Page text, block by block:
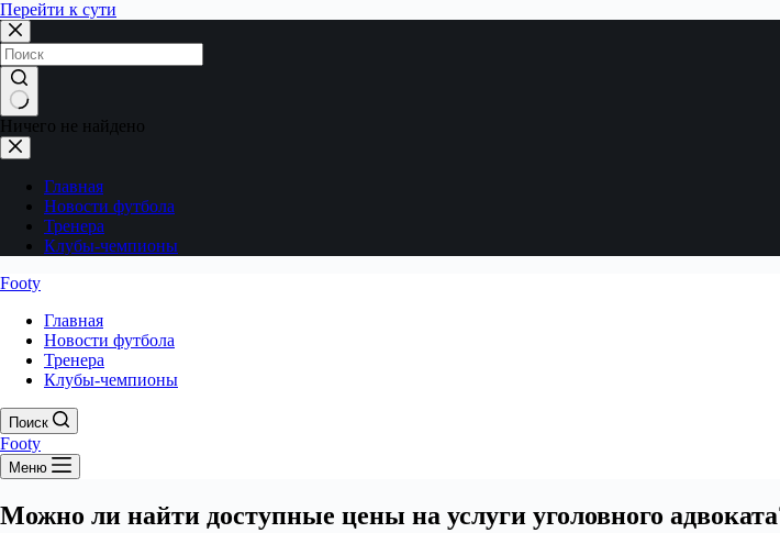
Перейти к сути
Ничего не найдено
Главная
Новости футбола
Тренера
Клубы-чемпионы
Footy
Главная
Новости футбола
Тренера
Клубы-чемпионы
Поиск
Footy
Меню
Можно ли найти доступные цены на услуги уголовного